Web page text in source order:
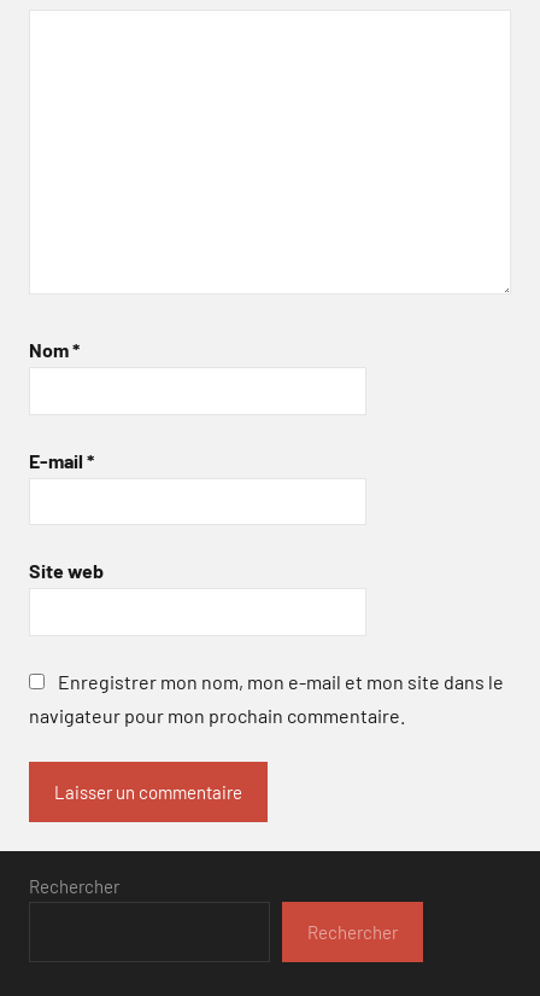
Nom*
E-mail *
Site web
Enregistrer mon nom, mon e-mail et mon site dans le
navigateur pour mon prochain commentaire.
Rechercher
Rechercher